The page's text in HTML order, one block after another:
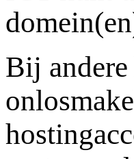
Bij